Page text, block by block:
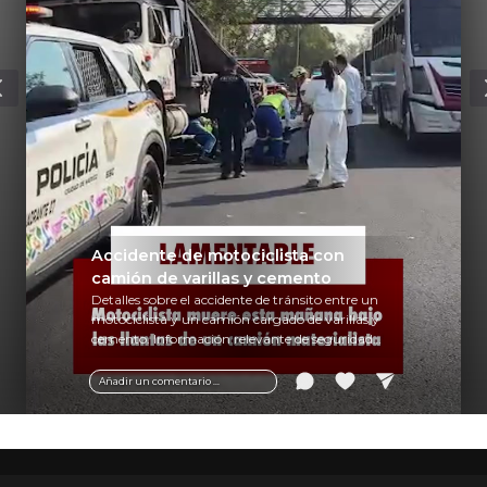
Añadir un comentario ...
Accidente de motociclista con
camión de varillas y cemento
Detalles sobre el accidente de tránsito entre un
motociclista y un camión cargado de varillas y
cemento. Información relevante de seguridad
vial y recomendaciones para motociclistas.